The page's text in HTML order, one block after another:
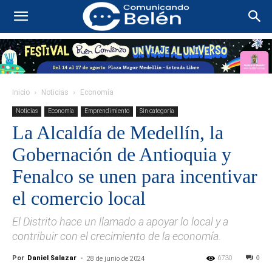
Inicio Noticias Economía
Noticias Economía Emprendimiento Sin categoría
La Alcaldía de Medellín, la
Gobernación de Antioquia y
Fenalco se unen para incentivar
el comercio local
El Distrito hace un llamado a apoyar lo local y a
contribuir con el crecimiento de la economía.
Por Daniel Salazar - 28 de junio de 2024 0
6730